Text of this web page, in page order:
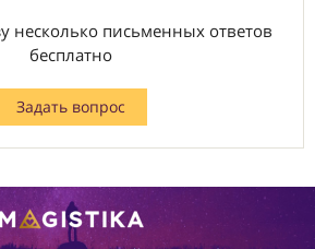
несколько письменных ответов
бесплатно
Задать вопрос